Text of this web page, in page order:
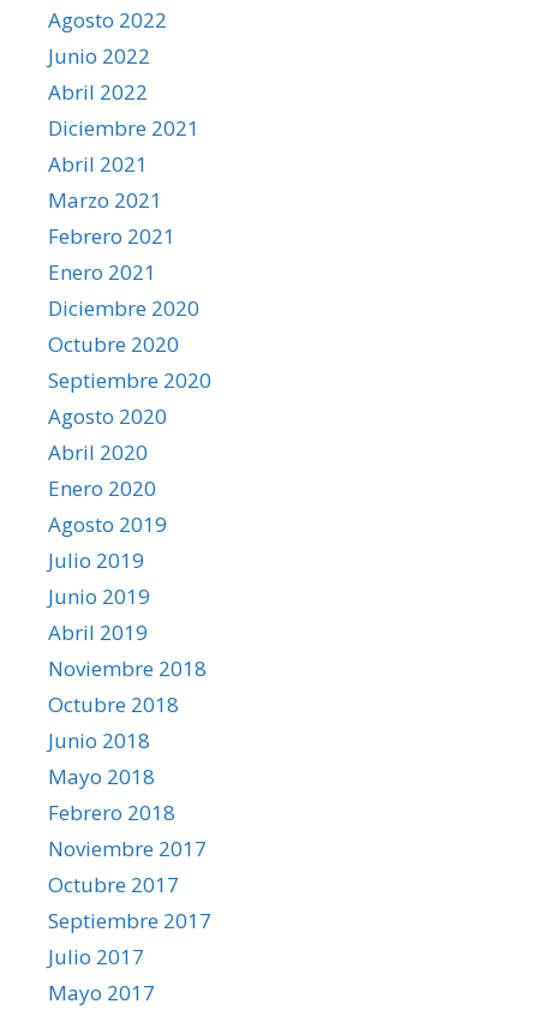
Agosto 2022
Junio 2022
Abril 2022
Diciembre 2021
Abril 2021
Marzo 2021
Febrero 2021
Enero 2021
Diciembre 2020
Octubre 2020
Septiembre 2020
Agosto 2020
Abril 2020
Enero 2020
Agosto 2019
Julio 2019
Junio 2019
Abril 2019
Noviembre 2018
Octubre 2018
Junio 2018
Mayo 2018
Febrero 2018
Noviembre 2017
Octubre 2017
Septiembre 2017
Julio 2017
Mayo 2017